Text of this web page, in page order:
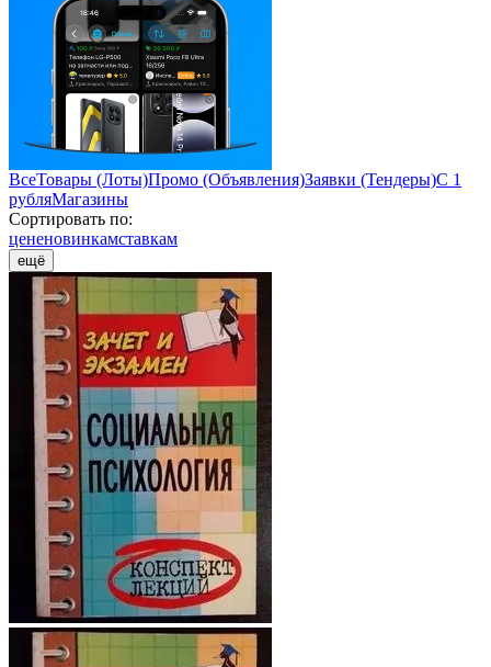
ВсеТовары (Лоты)Промо (Объявления)Заявки (Тендеры)С 1
рубляМагазины
Сортировать по:
цененовинкамставкам
ещё